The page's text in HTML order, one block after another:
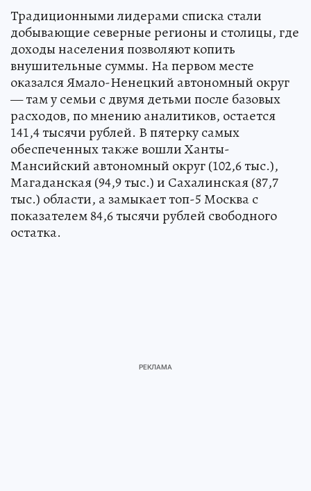
Традиционными лидерами списка стали
добывающие северные регионы и столицы, где
доходы населения позволяют копить
внушительные суммы. На первом месте
оказался Ямало-Ненецкий автономный округ
— там у семьи с двумя детьми после базовых
расходов, по мнению аналитиков, остается
141,4 тысячи рублей. В пятерку самых
обеспеченных также вошли Ханты-
Мансийский автономный округ (102,6 тыс.),
Магаданская (94,9 тыс.) и Сахалинская (87,7
тыс.) области, а замыкает топ-5 Москва с
показателем 84,6 тысячи рублей свободного
остатка.